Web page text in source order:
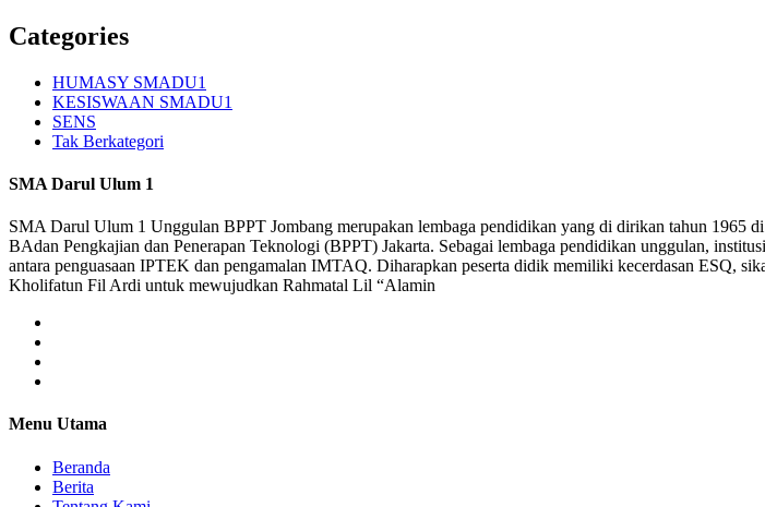
Categories
HUMASY SMADU1
KESISWAAN SMADU1
SENS
Tak Berkategori
SMA Darul Ulum 1
SMA Darul Ulum 1 Unggulan BPPT Jombang merupakan lembaga pendidikan yang di dirikan tahun 1965
BAdan Pengkajian dan Penerapan Teknologi (BPPT) Jakarta. Sebagai lembaga pendidikan unggulan,
antara penguasaan IPTEK dan pengamalan IMTAQ. Diharapkan peserta didik memiliki kecerdasan ESQ,
Kholifatun Fil Ardi untuk mewujudkan Rahmatal Lil “Alamin
Menu Utama
Beranda
Berita